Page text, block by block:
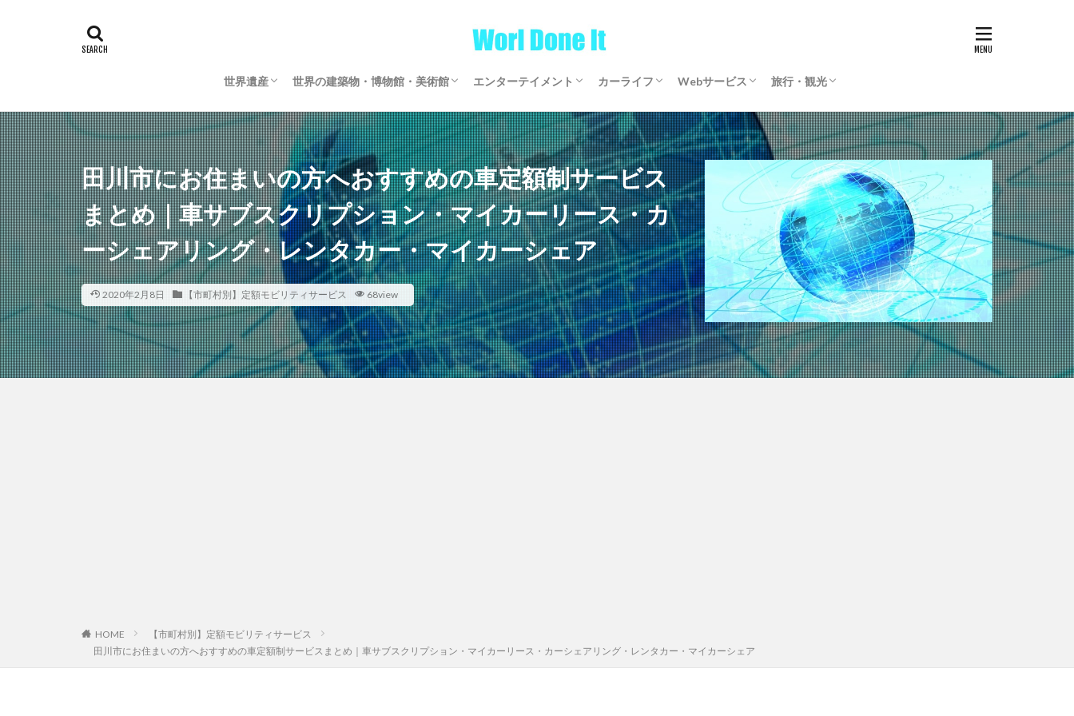
世界遺産
日本の世界遺産
海外の世界遺産
世界の建築物・博物館・美術館
日本の建築物・博物館・美術館
海外の建築物・博物館・美術館
エンターテイメント
ゲーム
文芸・マンガ
映画・アニメ・ドラマ
音楽
カーライフ
サブスクリプション
マイカーリース
カーシェアリング
レンタカー
【全国区】定額モビリティサービス
Webサービス
WordPress
アフィリエイト
仮想通貨
旅行・観光
国内旅行
海外旅行
田川市にお住まいの方へおすすめの車定額制サービス
まとめ｜車サブスクリプション・マイカーリース・カ
ーシェアリング・レンタカー・マイカーシェア
2020年2月8日 【市町村別】定額モビリティサービス 68view
HOME
【市町村別】定額モビリティサービス
田川市にお住まいの方へおすすめの車定額制サービスまとめ｜車サブスクリプション・マイカーリース・カーシェアリング・レンタカー・マイカーシェア